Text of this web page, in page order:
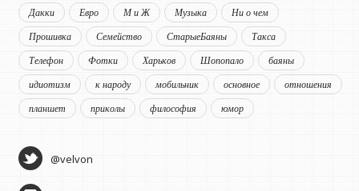
Дакки
Евро М и Ж Музыка
Ни о чем
Прошивка
Семейство СтарыеБаяны
Такса
Телефон
Фотки Харьков Шопопало
баяны
идиотизм
к народу мобильник основное
отношения
планшет
приколы философия юмор
@velvon